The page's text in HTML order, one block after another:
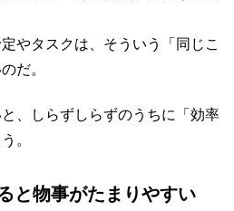
やタスクは、そういう「同じこ
だ。
、しらずしらずのうちに「効率
。
と物事がたまりやすい